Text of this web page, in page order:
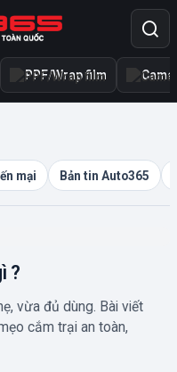
PPF/Wrap film
mại Bản tin Auto365
?
vừa đủ dùng. Bài viết
cắm trại an toàn,